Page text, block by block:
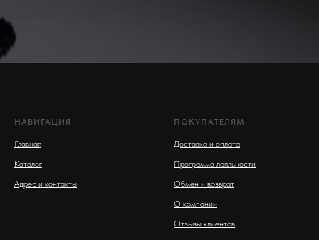
НАВИГАЦИЯ
Главная
Каталог
Адрес и контакты
ПОКУПАТЕЛЯМ
Доставка и оплата
Программа лояльности
Обмен и возврат
О компании
Отзывы клиентов